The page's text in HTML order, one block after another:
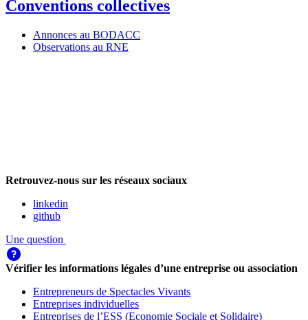
Conventions collectives
Annonces au BODACC
Observations au RNE
Retrouvez-nous sur les réseaux sociaux
linkedin
github
Une question
Vérifier les informations légales d’une entreprise ou association
Entrepreneurs de Spectacles Vivants
Entreprises individuelles
Entreprises de l’ESS (Economie Sociale et Solidaire)